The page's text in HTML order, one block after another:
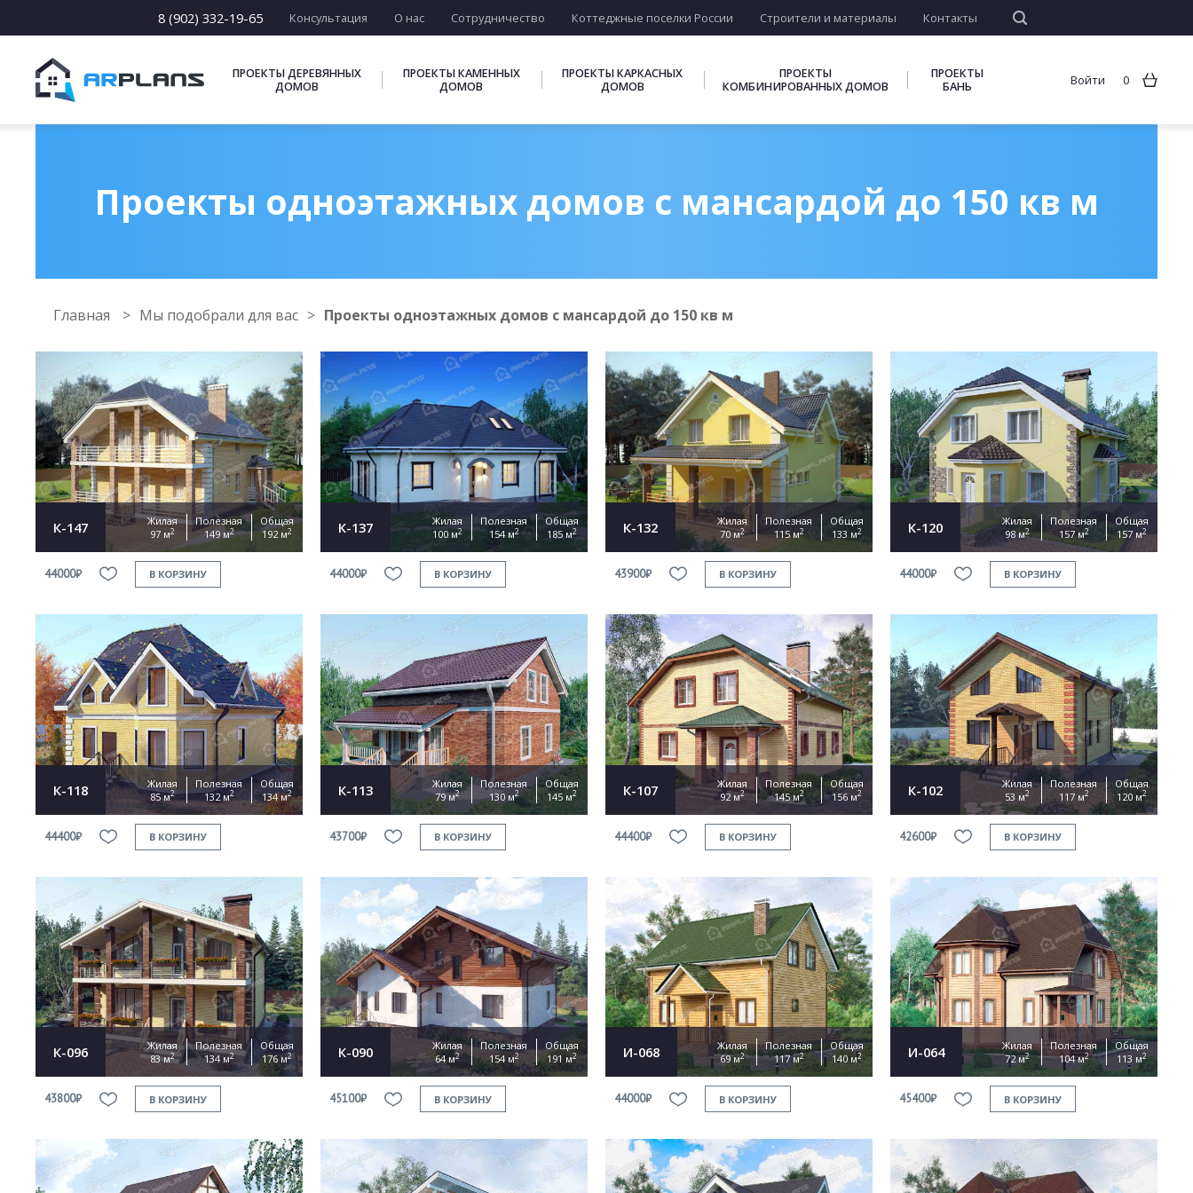
8 (902) 332-19-65 Консультация О нас Сотрудничество Коттеджные поселки России Строители и материалы Контакты
ПРОЕКТЫ ДЕРЕВЯННЫХ
ДОМОВ
ПРОЕКТЫ КАМЕННЫХ
ДОМОВ
ПРОЕКТЫ КАРКАСНЫХ
ДОМОВ
ПРОЕКТЫ
КОМБИНИРОВАННЫХ ДОМОВ
ПРОЕКТЫ
БАНЬ
Войти 0
Проекты одноэтажных домов с мансардой до 150 кв м
Главная Мы подобрали для вас Проекты одноэтажных домов с мансардой до 150 кв м
К-147
Жилая
97 м2
Полезная
149 м2
Общая
192 м2
44000₽ В КОРЗИНУ
К-137
Жилая
100 м2
Полезная
154 м2
Общая
185 м2
44000₽ В КОРЗИНУ
К-132
Жилая
70 м2
Полезная
115 м2
Общая
133 м2
43900₽ В КОРЗИНУ
К-120
Жилая
98 м2
Полезная
157 м2
Общая
157 м2
44000₽ В КОРЗИНУ
К-118
Жилая
85 м2
Полезная
132 м2
Общая
134 м2
44400₽ В КОРЗИНУ
К-113
Жилая
79 м2
Полезная
130 м2
Общая
145 м2
43700₽ В КОРЗИНУ
К-107
Жилая
92 м2
Полезная
145 м2
Общая
156 м2
44400₽ В КОРЗИНУ
К-102
Жилая
53 м2
Полезная
117 м2
Общая
120 м2
42600₽ В КОРЗИНУ
К-096
Жилая
83 м2
Полезная
134 м2
Общая
176 м2
43800₽ В КОРЗИНУ
К-090
Жилая
64 м2
Полезная
154 м2
Общая
191 м2
45100₽ В КОРЗИНУ
И-068
Жилая
69 м2
Полезная
117 м2
Общая
140 м2
44000₽ В КОРЗИНУ
И-064
Жилая
72 м2
Полезная
104 м2
Общая
113 м2
45400₽ В КОРЗИНУ